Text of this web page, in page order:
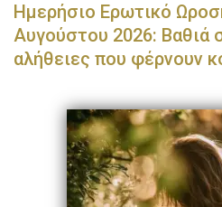
Ημερήσιο Ερωτικό
Αυγούστου 2026: Βαθιά
αλήθειες που φέρνουν